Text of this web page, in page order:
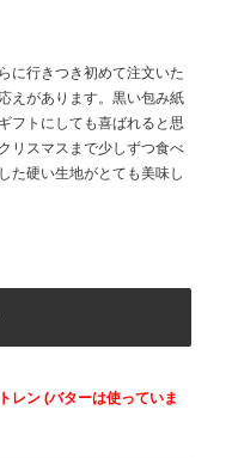
に行きつき初めて注文いた
えがあります。黒い包み紙
フトにしても喜ばれると思
リスマスまで少しずつ食べ
た硬い生地がとても美味し
レン (バターは使っていま